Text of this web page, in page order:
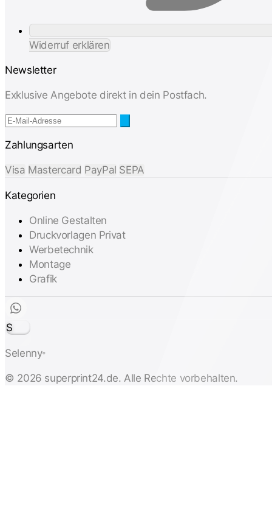
Widerruf erklären
Newsletter
Exklusive Angebote direkt in dein Postfach.
Zahlungsarten
Visa Mastercard PayPal SEPA
Kategorien
Online Gestalten
Druckvorlagen Privat
Werbetechnik
Montage
Grafik
S
Selenny®
© 2026 superprint24.de. Alle Rechte vorbehalten.